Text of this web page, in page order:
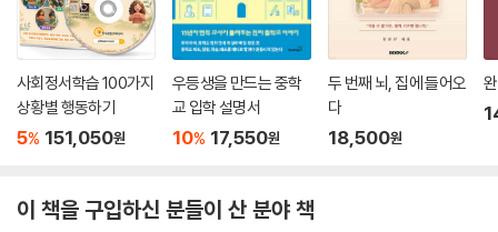
사회정서학습 100가지
상황별 행동하기
5% 151,050원
우등생을 만드는 중학
교 입학 설명서
10% 17,550원
두 번째 뇌, 집에 들어오
다
18,500원
이 책을 구입하신 분들이 산 분야 책